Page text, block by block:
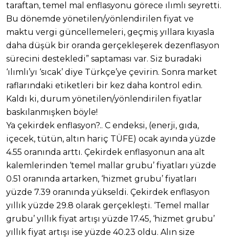
taraftan, temel mal enflasyonu görece ılımlı seyretti.
Bu dönemde yönetilen/yönlendirilen fiyat ve
maktu vergi güncellemeleri, geçmiş yıllara kıyasla
daha düşük bir oranda gerçekleşerek dezenflasyon
sürecini destekledi” saptaması var. Siz buradaki
‘ılımlı’yı ‘sıcak’ diye Türkçe’ye çevirin. Sonra market
raflarındaki etiketleri bir kez daha kontrol edin.
Kaldı ki, durum yönetilen/yönlendirilen fiyatlar
baskılanmışken böyle!
Ya çekirdek enflasyon?.. C endeksi, (enerji, gıda,
içecek, tütün, altın hariç TÜFE) ocak ayında yüzde
4.55 oranında arttı. Çekirdek enflasyonun ana alt
kalemlerinden ‘temel mallar grubu’ fiyatları yüzde
0.51 oranında artarken, ‘hizmet grubu’ fiyatları
yüzde 7.39 oranında yükseldi. Çekirdek enflasyon
yıllık yüzde 29.8 olarak gerçekleşti. ‘Temel mallar
grubu’ yıllık fiyat artışı yüzde 17.45, ‘hizmet grubu’
yıllık fiyat artışı ise yüzde 40.23 oldu. Alın size